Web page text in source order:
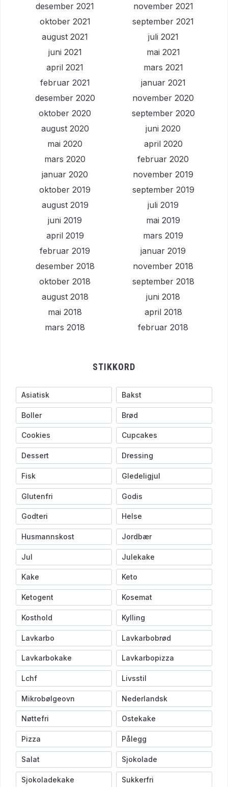
desember 2021
november 2021
oktober 2021
september 2021
august 2021
juli 2021
juni 2021
mai 2021
april 2021
mars 2021
februar 2021
januar 2021
desember 2020
november 2020
oktober 2020
september 2020
august 2020
juni 2020
mai 2020
april 2020
mars 2020
februar 2020
januar 2020
november 2019
oktober 2019
september 2019
august 2019
juli 2019
juni 2019
mai 2019
april 2019
mars 2019
februar 2019
januar 2019
desember 2018
november 2018
oktober 2018
september 2018
august 2018
juni 2018
mai 2018
april 2018
mars 2018
februar 2018
STIKKORD
Asiatisk Bakst
Boller Brød
Cookies Cupcakes
Dessert Dressing
Fisk Gledeligjul
Glutenfri Godis
Godteri Helse
Husmannskost Jordbær
Jul Julekake
Kake Keto
Ketogent Kosemat
Kosthold Kylling
Lavkarbo Lavkarbobrød
Lavkarbokake Lavkarbopizza
Lchf Livsstil
Mikrobølgeovn Nederlandsk
Nøttefri Ostekake
Pizza Pålegg
Salat Sjokolade
Sjokoladekake Sukkerfri